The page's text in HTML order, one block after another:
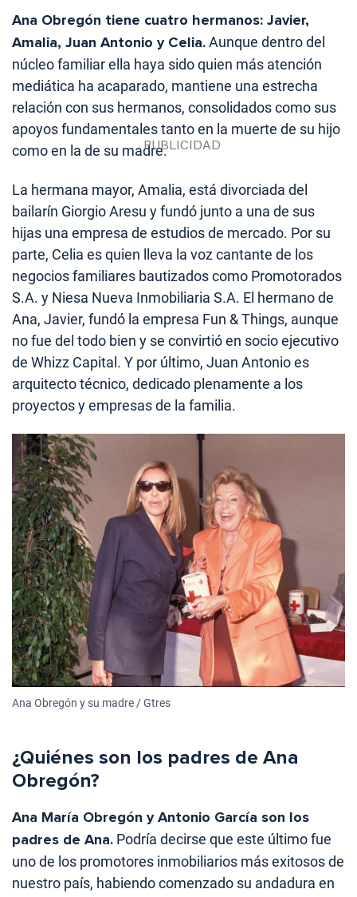
Ana Obregón tiene cuatro hermanos: Javier,
Amalia, Juan Antonio y Celia.Aunque dentro del
núcleo familiar ella haya sido quien más atención
mediática ha acaparado, mantiene una estrecha
relación con sus hermanos, consolidados como sus
apoyos fundamentales tanto en la muerte de su hijo
como en la de su madre.
La hermana mayor, Amalia, está divorciada del
bailarín Giorgio Aresu y fundó junto a una de sus
hijas una empresa de estudios de mercado. Por su
parte, Celia es quien lleva la voz cantante de los
negocios familiares bautizados como Promotorados
S.A. y Niesa Nueva Inmobiliaria S.A. El hermano de
Ana, Javier, fundó la empresa Fun & Things, aunque
no fue del todo bien y se convirtió en socio ejecutivo
de Whizz Capital. Y por último, Juan Antonio es
arquitecto técnico, dedicado plenamente a los
proyectos y empresas de la familia.
Ana Obregón y su madre / Gtres
¿Quiénes son los padres de Ana
Obregón?
Ana María Obregón y Antonio García son los
padres de Ana. Podría decirse que este último fue
uno de los promotores inmobiliarios más exitosos de
nuestro país, habiendo comenzado su andadura en